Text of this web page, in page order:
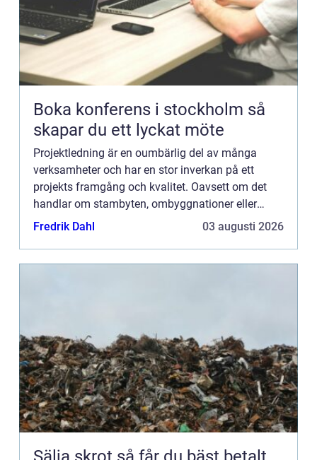
Boka konferens i stockholm så
skapar du ett lyckat möte
Projektledning är en oumbärlig del av många
verksamheter och har en stor inverkan på ett
projekts framgång och kvalitet. Oavsett om det
handlar om stambyten, ombyggnationer eller
mindre förändringar, står e...
Fredrik Dahl 03 augusti 2026